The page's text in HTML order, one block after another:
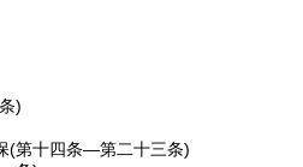
)
(第十四条―第二十三条)